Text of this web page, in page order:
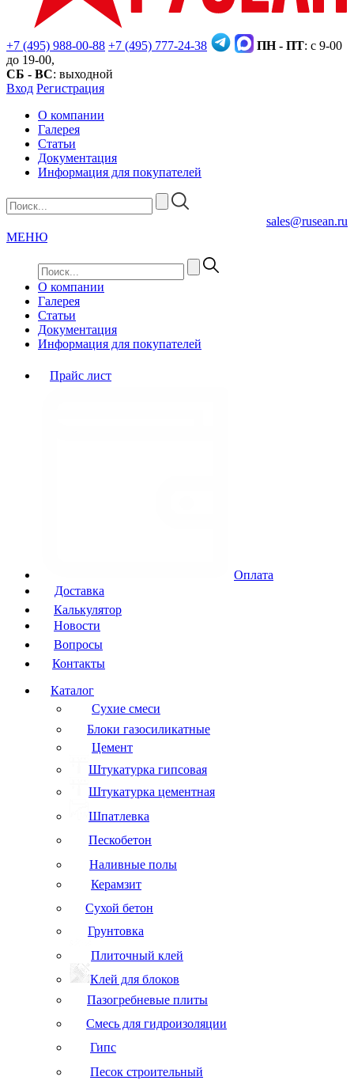
+7 (495) 988-00-88 +7 (495) 777-24-38 ПН - ПТ: с 9-00
до 19-00,
СБ - ВС: выходной
Вход Регистрация
О компании
Галерея
Статьи
Документация
Информация для покупателей
sales@rusean.ru
МЕНЮ
О компании
Галерея
Статьи
Документация
Информация для покупателей
Прайс лист
Оплата
Доставка
Калькулятор
Новости
Вопросы
Контакты
Каталог
Сухие смеси
Блоки газосиликатные
Цемент
Штукатурка гипсовая
Штукатурка цементная
Шпатлевка
Пескобетон
Наливные полы
Керамзит
Сухой бетон
Грунтовка
Плиточный клей
Клей для блоков
Пазогребневые плиты
Смесь для гидроизоляции
Гипс
Песок строительный